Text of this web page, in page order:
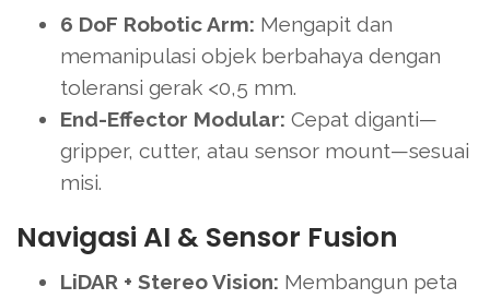
6 DoF Robotic Arm: Mengapit dan
memanipulasi objek berbahaya dengan
toleransi gerak <0,5 mm.
End-Effector Modular: Cepat diganti—
gripper, cutter, atau sensor mount—sesuai
misi.
Navigasi AI & Sensor Fusion
LiDAR + Stereo Vision: Membangun peta